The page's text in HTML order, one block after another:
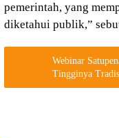
pemerintah, yang
diketahui publik,”
Webinar
Tingginya